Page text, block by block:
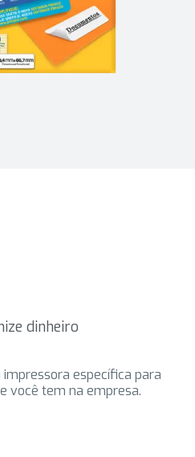
dinheiro
específica para
você tem na empresa.